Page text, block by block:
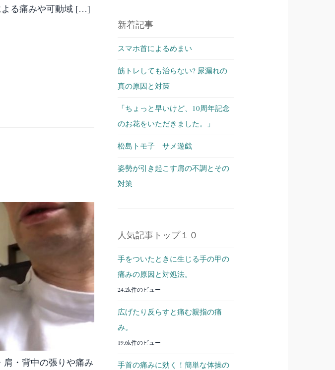
よる痛みや可動域 […]
・背中の張りや痛み
新着記事
スマホ首によるめまい
筋トレしても治らない? 尿漏れの
真の原因と対策
「ちょっと早いけど、10周年記念
のお花をいただきました。」
松島トモ子 サメ遊戯
姿勢が引き起こす肩の不調とその
対策
人気記事トップ１０
手をついたときに生じる手の甲の
痛みの原因と対処法。
24.2k件のビュー
広げたり反らすと痛む親指の痛
み。
19.6k件のビュー
手首の痛みに効く！簡単な体操の